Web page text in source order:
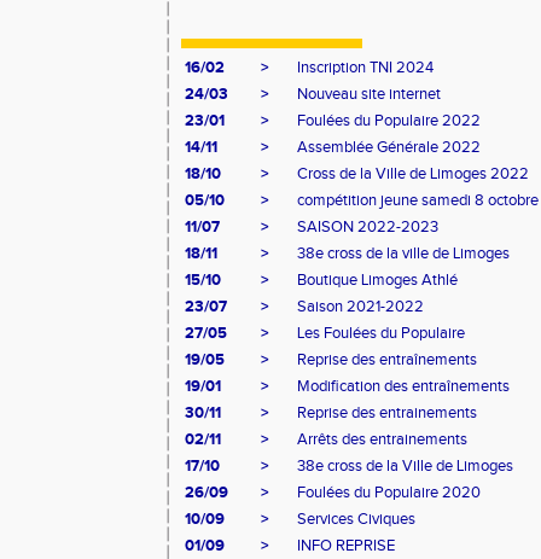
16/02 >
Inscription TNI 2024
24/03
>
Nouveau site internet
23/01
>
Foulées du Populaire 2022
14/11
>
Assemblée Générale 2022
18/10
>
Cross de la Ville de Limoges 2022
05/10
>
compétition jeune samedi 8 octobre
11/07
>
SAISON 2022-2023
18/11
>
38e cross de la ville de Limoges
15/10
>
Boutique Limoges Athlé
23/07
>
Saison 2021-2022
27/05
>
Les Foulées du Populaire
19/05
>
Reprise des entraînements
19/01
>
Modification des entraînements
30/11
>
Reprise des entrainements
02/11
>
Arrêts des entrainements
17/10
>
38e cross de la Ville de Limoges
26/09
>
Foulées du Populaire 2020
10/09
>
Services Civiques
01/09
>
INFO REPRISE